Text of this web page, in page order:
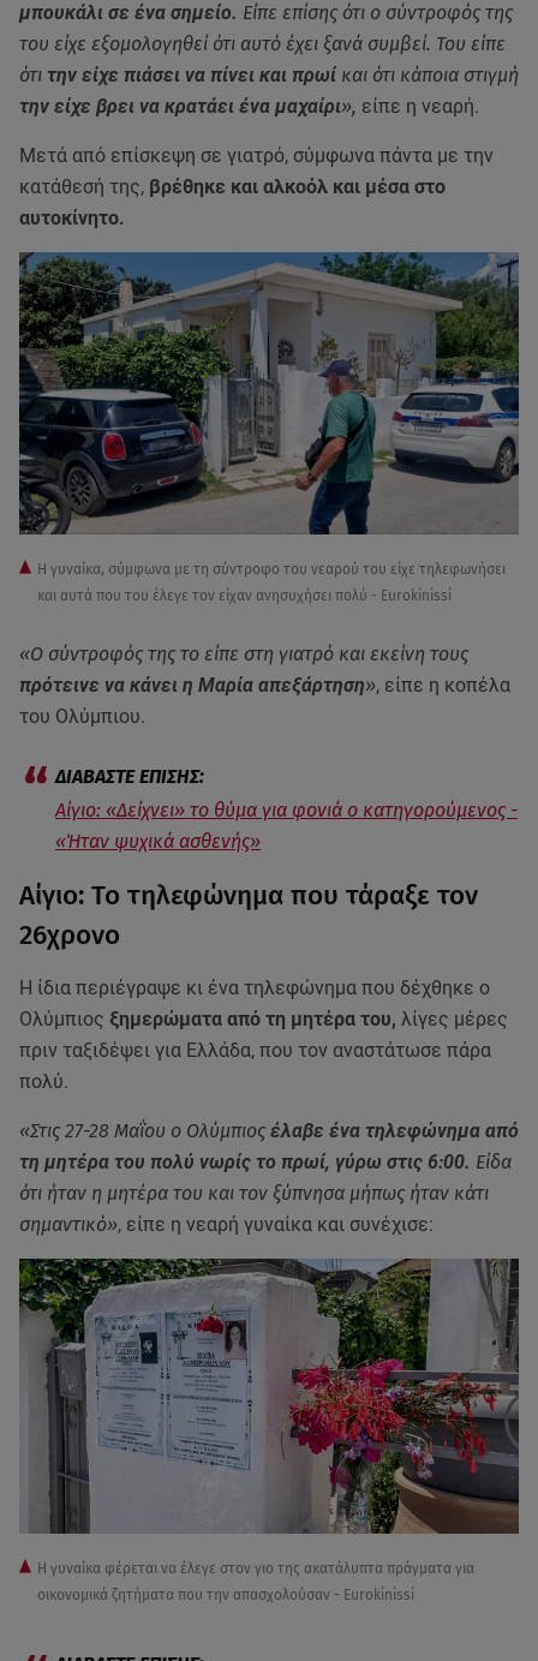
μπουκάλι σε ένα σημείο. Είπε επίσης ότι ο σύντροφός της
του είχε εξομολογηθεί ότι αυτό έχει ξανά συμβεί. Του είπε
ότι την είχε πιάσει να πίνει και πρωί και ότι κάποια στιγμή
την είχε βρει να κρατάει ένα μαχαίρι», είπε η νεαρή.
Μετά από επίσκεψη σε γιατρό, σύμφωνα πάντα με την
κατάθεσή της, βρέθηκε και αλκοόλ και μέσα στο
αυτοκίνητο.
Η γυναίκα, σύμφωνα με τη σύντροφο του νεαρού του είχε τηλεφωνήσει
και αυτά που του έλεγε τον είχαν ανησυχήσει πολύ - Eurokinissi
«Ο σύντροφός της το είπε στη γιατρό και εκείνη τους
πρότεινε να κάνει η Μαρία απεξάρτηση», είπε η κοπέλα
του Ολύμπιου.
Αίγιο: «Δείχνει» το θύμα για φονιά ο κατηγορούμενος -
«Ήταν ψυχικά ασθενής»
Αίγιο: Το τηλεφώνημα που τάραξε τον
26χρονο
Η ίδια περιέγραψε κι ένα τηλεφώνημα που δέχθηκε ο
Ολύμπιος ξημερώματα από τη μητέρα του, λίγες μέρες
πριν ταξιδέψει για Ελλάδα, που τον αναστάτωσε πάρα
πολύ.
«Στις 27-28 Μαΐου ο Ολύμπιος έλαβε ένα τηλεφώνημα από
τη μητέρα του πολύ νωρίς το πρωί, γύρω στις 6:00. Είδα
ότι ήταν η μητέρα του και τον ξύπνησα μήπως ήταν κάτι
σημαντικό», είπε η νεαρή γυναίκα και συνέχισε:
Η γυναίκα φέρεται να έλεγε στον γιο της ακατάλυπτα πράγματα για
οικονομικά ζητήματα που την απασχολούσαν - Eurokinissi